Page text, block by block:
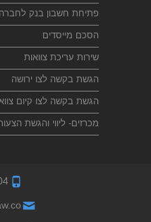
פתיחת חשבון בנק לחברה
הסכם מייסדים
שירות עריכת צוואות
הגשת בקשה לצו ירושה
הגשת בקשה לצו קיום
מכרזים- ליווי והגשת